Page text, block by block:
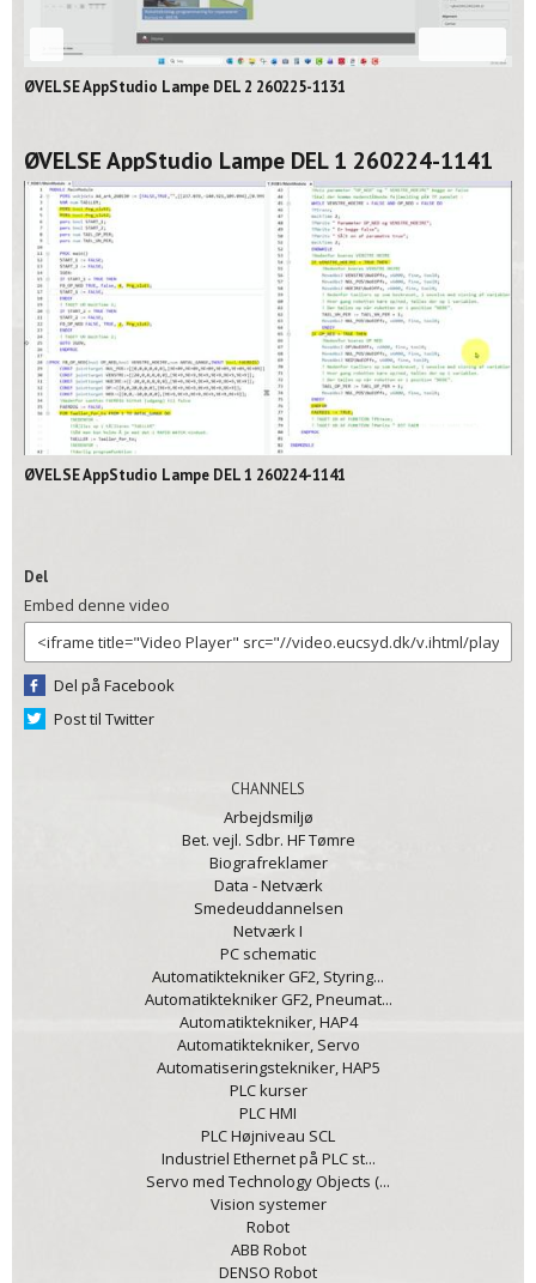
ØVELSE AppStudio Lampe DEL 2 260225-1131
ØVELSE AppStudio Lampe DEL 1 260224-1141
ØVELSE AppStudio Lampe DEL 1 260224-1141
Del
Embed denne video
Del på Facebook
Post til Twitter
CHANNELS
Arbejdsmiljø
Bet. vejl. Sdbr. HF Tømre
Biografreklamer
Data - Netværk
Smedeuddannelsen
Netværk I
PC schematic
Automatiktekniker GF2, Styring...
Automatiktekniker GF2, Pneumat...
Automatiktekniker, HAP4
Automatiktekniker, Servo
Automatiseringstekniker, HAP5
PLC kurser
PLC HMI
PLC Højniveau SCL
Industriel Ethernet på PLC st...
Servo med Technology Objects (...
Vision systemer
Robot
ABB Robot
DENSO Robot